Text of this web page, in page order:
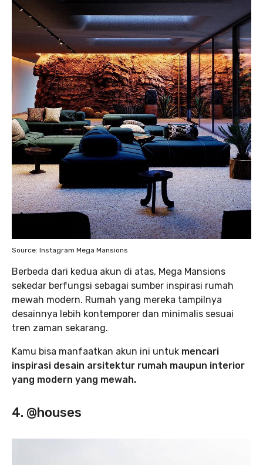
Source: Instagram Mega Mansions
Berbeda dari kedua akun di atas, Mega Mansions
sekedar berfungsi sebagai sumber inspirasi rumah
mewah modern. Rumah yang mereka tampilnya
desainnya lebih kontemporer dan minimalis sesuai
tren zaman sekarang.
Kamu bisa manfaatkan akun ini untuk mencari
inspirasi desain arsitektur rumah maupun interior
yang modern yang mewah.
4. @houses